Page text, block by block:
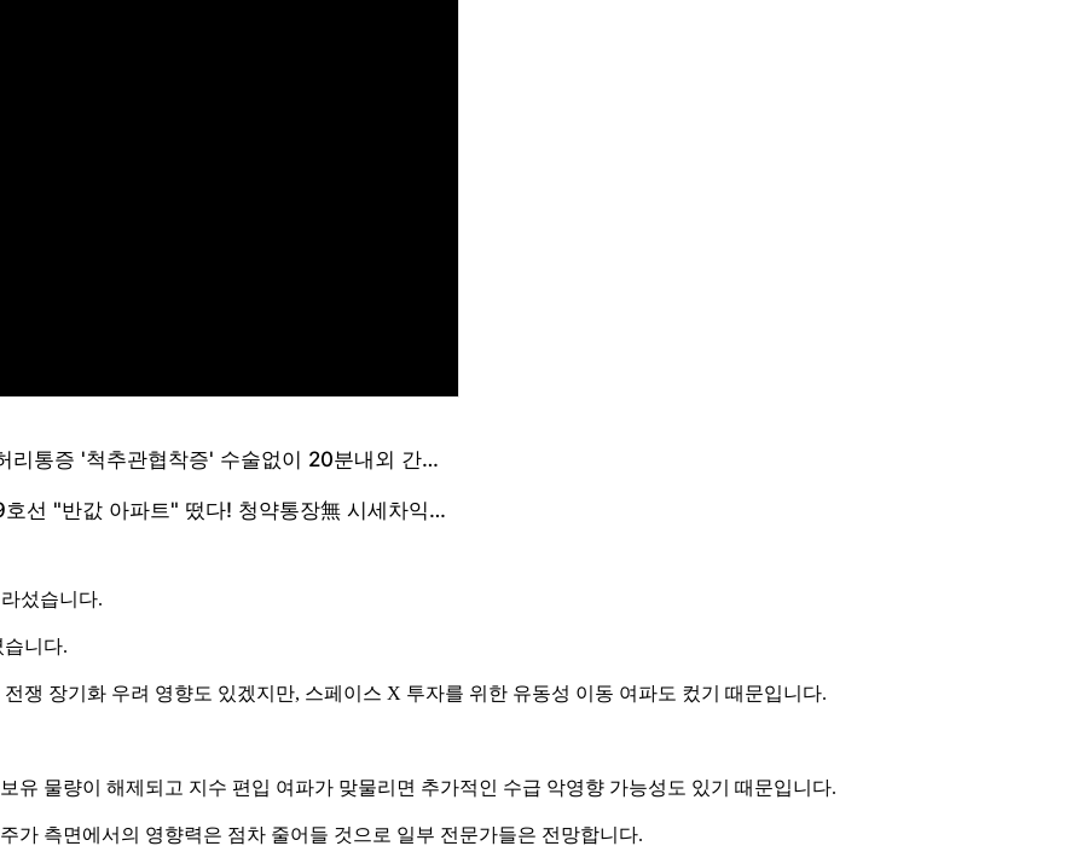
섰습니다.
니다.
쟁 장기화 우려 영향도 있겠지만, 스페이스 X 투자를 위한 유동성 이동 여파도 컸기 때문입니다.
유 물량이 해제되고 지수 편입 여파가 맞물리면 추가적인 수급 악영향 가능성도 있기 때문입니다.
가 측면에서의 영향력은 점차 줄어들 것으로 일부 전문가들은 전망합니다.